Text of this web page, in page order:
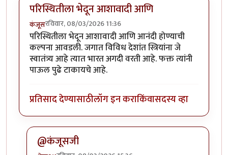
परिस्थितीला भेदून आशावादी आणि
कंजूसरविवार, 08/03/2026 11:36
परिस्थितीला भेदून आशावादी आणि आनंदी होण्याची
कल्पना आवडली. जगात विविध देशांत स्त्रियांना जे
स्वातंत्र्य आहे त्यात भारत अगदी वरती आहे. फक्त त्यांनी
पाऊल पुढे टाकायचे आहे.
प्रतिसाद देण्यासाठीलॉग इन कराकिंवासदस्य व्हा
@कंजूसजी